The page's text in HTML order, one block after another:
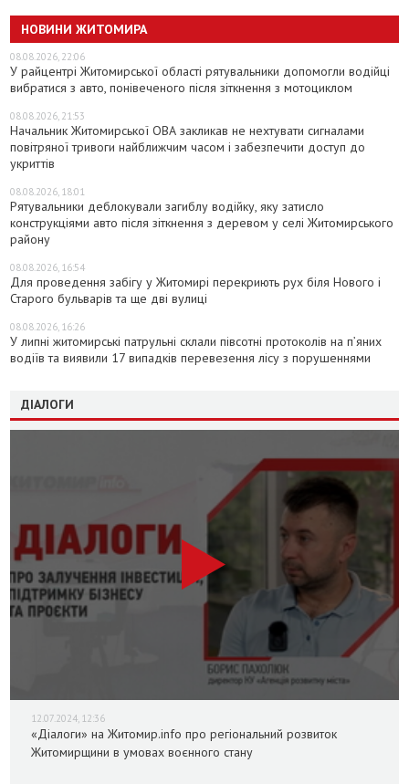
НОВИНИ ЖИТОМИРА
08.08.2026, 22:06
У райцентрі Житомирської області рятувальники допомогли водійці
вибратися з авто, понівеченого після зіткнення з мотоциклом
08.08.2026, 21:53
Начальник Житомирської ОВА закликав не нехтувати сигналами
повітряної тривоги найближчим часом і забезпечити доступ до
укриттів
08.08.2026, 18:01
Рятувальники деблокували загиблу водійку, яку затисло
конструкціями авто після зіткнення з деревом у селі Житомирського
району
08.08.2026, 16:54
Для проведення забігу у Житомирі перекриють рух біля Нового і
Старого бульварів та ще дві вулиці
08.08.2026, 16:26
У липні житомирські патрульні склали півсотні протоколів на пʼяних
водіїв та виявили 17 випадків перевезення лісу з порушеннями
ДІАЛОГИ
12.07.2024, 12:36
«Діалоги» на Житомир.info про регіональний розвиток
Житомирщини в умовах воєнного стану